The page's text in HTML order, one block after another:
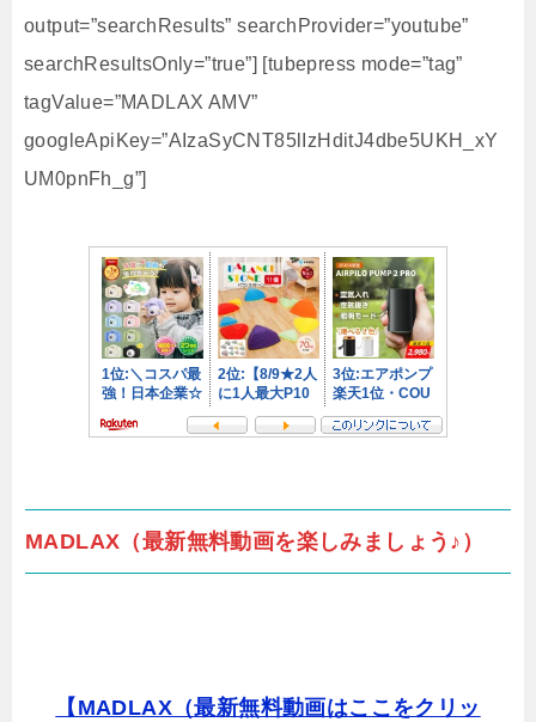
output=”searchResults” searchProvider=”youtube”
searchResultsOnly=”true”] [tubepress mode=”tag”
tagValue=”MADLAX AMV”
googleApiKey=”AIzaSyCNT85lIzHditJ4dbe5UKH_xY
UM0pnFh_g”]
MADLAX（最新無料動画を楽しみましょう♪）
【MADLAX（最新無料動画はここをクリッ